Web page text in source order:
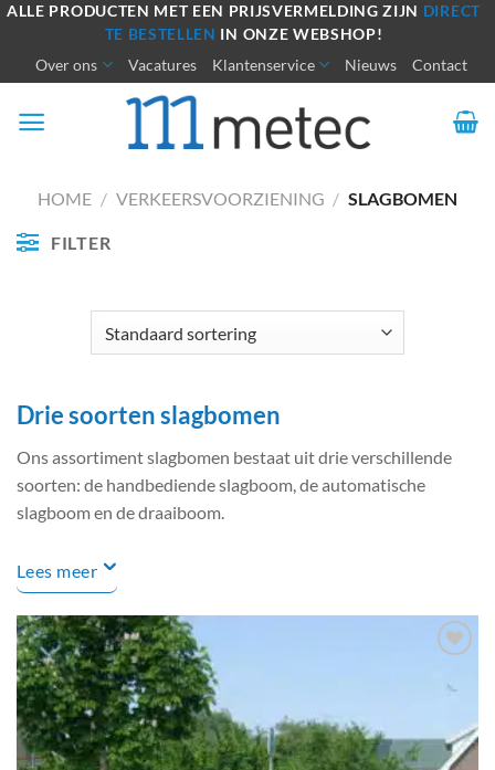
Ga
inhoud
ALLE PRODUCTEN MET EEN PRIJSVERMELDING ZIJN DIRECT
TE BESTELLEN IN ONZE WEBSHOP!
Over ons Vacatures Klantenservice Nieuws Contact
HOME / VERKEERSVOORZIENING / SLAGBOMEN
FILTER
Drie soorten slagbomen
Ons assortiment slagbomen bestaat uit drie verschillende
soorten: de handbediende slagboom, de automatische
slagboom en de draaiboom.
Lees meer